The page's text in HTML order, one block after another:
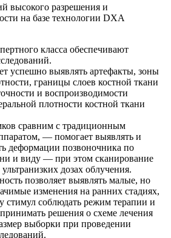
высокого разрешения и
на базе технологии DXA
класса обеспечивают
успешно выявлять артефакты, зоны
границы слоев костной ткани
и воспроизводимости
плотности костной ткани
сравним с традиционным
— помогает выявлять и
деформации позвоночника по
и виду — при этом сканирование
дозах облучения.
позволяет выявлять малые, но
изменения на ранних стадиях,
стимул соблюдать режим терапии и
решения о схеме лечения
выборки при проведении